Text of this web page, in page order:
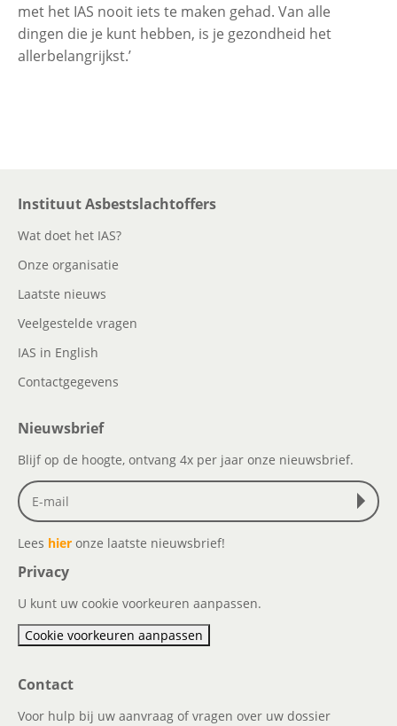
met het IAS nooit iets te maken gehad. Van alle
dingen die je kunt hebben, is je gezondheid het
allerbelangrijkst.’
Instituut Asbestslachtoffers
Wat doet het IAS?
Onze organisatie
Laatste nieuws
Veelgestelde vragen
IAS in English
Contactgegevens
Nieuwsbrief
Blijf op de hoogte, ontvang 4x per jaar onze nieuwsbrief.
Lees hier onze laatste nieuwsbrief!
Privacy
U kunt uw cookie voorkeuren aanpassen.
Cookie voorkeuren aanpassen
Contact
Voor hulp bij uw aanvraag of vragen over uw dossier